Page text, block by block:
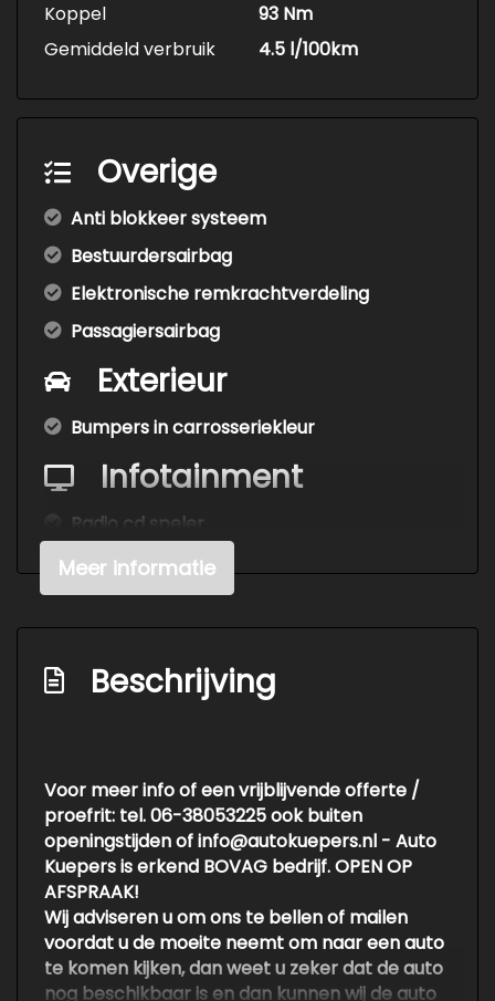
Koppel
93 Nm
Gemiddeld verbruik
4.5 l/100km
Overige
Anti blokkeer systeem
Bestuurdersairbag
Elektronische remkrachtverdeling
Passagiersairbag
Exterieur
Bumpers in carrosseriekleur
Infotainment
Radio cd speler
Meer informatie
Beschrijving
Voor meer info of een vrijblijvende offerte /
proefrit: tel. 06-38053225 ook buiten
openingstijden of info@autokuepers.nl - Auto
Kuepers is erkend BOVAG bedrijf. OPEN OP
AFSPRAAK!
Wij adviseren u om ons te bellen of mailen
voordat u de moeite neemt om naar een auto
te komen kijken, dan weet u zeker dat de auto
nog beschikbaar is en dan kunnen wij de auto